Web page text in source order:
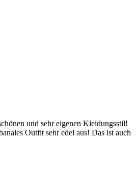
und sehr eigenen Kleidungsstil!
Outfit sehr edel aus! Das ist auch